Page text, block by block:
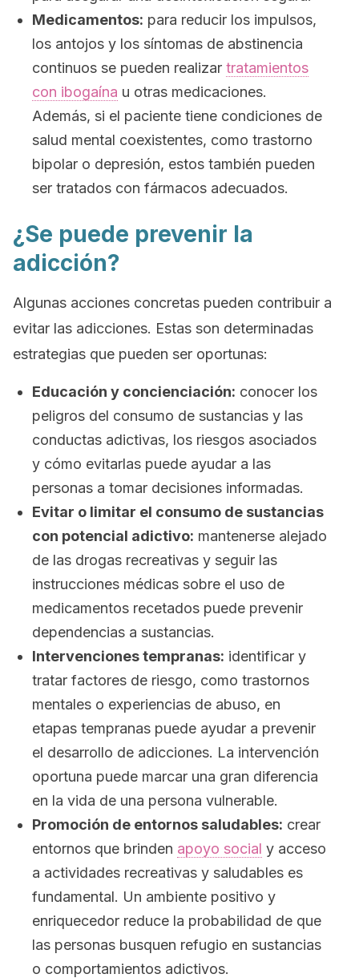
Medicamentos: para reducir los impulsos,
los antojos y los síntomas de abstinencia
continuos se pueden realizar tratamientos
con ibogaína u otras medicaciones.
Además, si el paciente tiene condiciones de
salud mental coexistentes, como trastorno
bipolar o depresión, estos también pueden
ser tratados con fármacos adecuados.
¿Se puede prevenir la
adicción?
Algunas acciones concretas pueden contribuir a
evitar las adicciones. Estas son determinadas
estrategias que pueden ser oportunas:
Educación y concienciación: conocer los
peligros del consumo de sustancias y las
conductas adictivas, los riesgos asociados
y cómo evitarlas puede ayudar a las
personas a tomar decisiones informadas.
Evitar o limitar el consumo de sustancias
con potencial adictivo: mantenerse alejado
de las drogas recreativas y seguir las
instrucciones médicas sobre el uso de
medicamentos recetados puede prevenir
dependencias a sustancias.
Intervenciones tempranas: identificar y
tratar factores de riesgo, como trastornos
mentales o experiencias de abuso, en
etapas tempranas puede ayudar a prevenir
el desarrollo de adicciones. La intervención
oportuna puede marcar una gran diferencia
en la vida de una persona vulnerable.
Promoción de entornos saludables: crear
entornos que brinden apoyo social y acceso
a actividades recreativas y saludables es
fundamental. Un ambiente positivo y
enriquecedor reduce la probabilidad de que
las personas busquen refugio en sustancias
o comportamientos adictivos.